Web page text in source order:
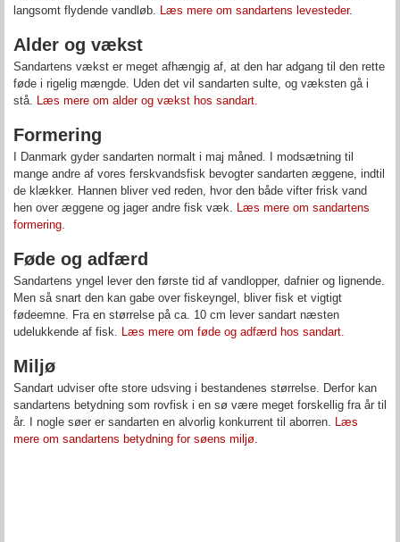
langsomt flydende vandløb. Læs mere om sandartens levesteder.
Alder og vækst
Sandartens vækst er meget afhængig af, at den har adgang til den rette
føde i rigelig mængde. Uden det vil sandarten sulte, og væksten gå i
stå. Læs mere om alder og vækst hos sandart.
Formering
I Danmark gyder sandarten normalt i maj måned. I modsætning til
mange andre af vores ferskvandsfisk bevogter sandarten æggene, indtil
de klækker. Hannen bliver ved reden, hvor den både vifter frisk vand
hen over æggene og jager andre fisk væk. Læs mere om sandartens
formering.
Føde og adfærd
Sandartens yngel lever den første tid af vandlopper, dafnier og lignende.
Men så snart den kan gabe over fiskeyngel, bliver fisk et vigtigt
fødeemne. Fra en størrelse på ca. 10 cm lever sandart næsten
udelukkende af fisk. Læs mere om føde og adfærd hos sandart.
Miljø
Sandart udviser ofte store udsving i bestandenes størrelse. Derfor kan
sandartens betydning som rovfisk i en sø være meget forskellig fra år til
år. I nogle søer er sandarten en alvorlig konkurrent til aborren. Læs
mere om sandartens betydning for søens miljø.